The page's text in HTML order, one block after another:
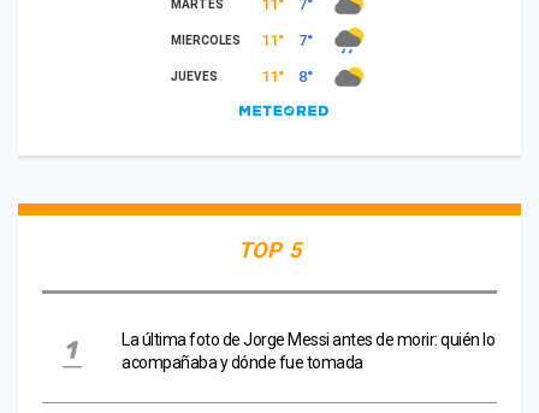
TOP 5
La última foto de Jorge Messi antes de morir: quién lo
acompañaba y dónde fue tomada